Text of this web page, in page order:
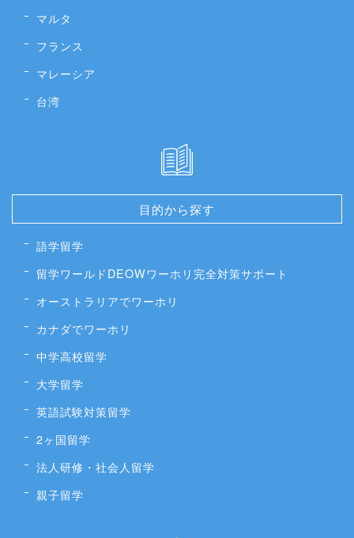
マルタ
フランス
マレーシア
台湾
目的から探す
語学留学
留学ワールドDEOWワーホリ完全対策サポート
オーストラリアでワーホリ
カナダでワーホリ
中学高校留学
大学留学
英語試験対策留学
2ヶ国留学
法人研修・社会人留学
親子留学